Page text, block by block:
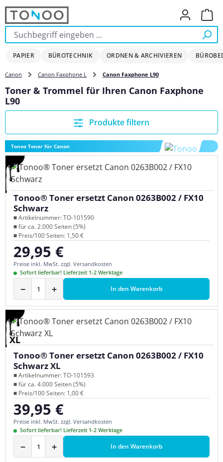
Zum Hauptinhalt springen
PAPIER BÜROTECHNIK ORDNEN & ARCHIVIEREN
Canon Canon Faxphone L Canon Faxphone L90
Toner & Trommel für Ihren Canon Faxphone
L90
Produkte filtern
Tonoo Toner für Canon
Tonoo® Toner ersetzt Canon 0263B002 / FX10
Schwarz
■ Artikelnummer: TO-101590
■ für ca. 2.000 Seiten (5%)
■ Preis/100 Seiten: 1,50 €
Regulärer Preis:
29,95 €
Preise inkl. MwSt. zzgl. Versandkosten
Sofort lieferbar! Lieferzeit 1-2 Werktage
− + In den Warenkorb
XL
Tonoo® Toner ersetzt Canon 0263B002 / FX10
Schwarz XL
■ Artikelnummer: TO-101593
■ für ca. 4.000 Seiten (5%)
■ Preis/100 Seiten: 1,00 €
Regulärer Preis:
39,95 €
Preise inkl. MwSt. zzgl. Versandkosten
Sofort lieferbar! Lieferzeit 1-2 Werktage
− + In den Warenkorb